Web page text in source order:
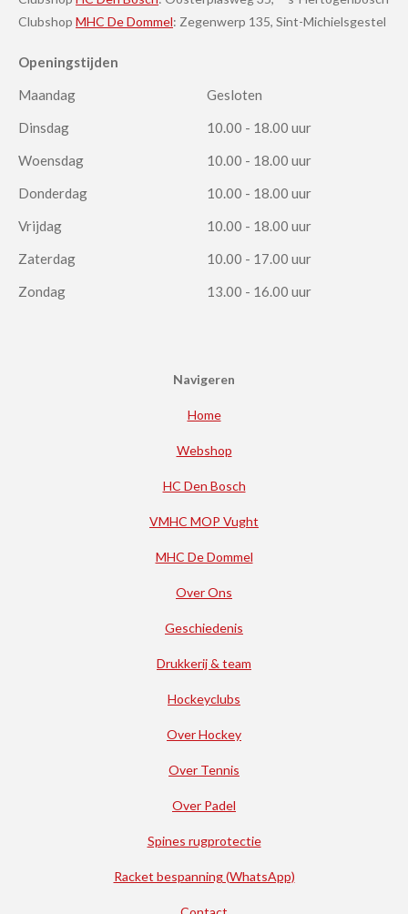
Clubshop MHC De Dommel: Zegenwerp 135, Sint-Michielsgestel
Openingstijden
Maandag
Gesloten
Dinsdag
10.00 - 18.00 uur
Woensdag
10.00 - 18.00 uur
Donderdag
10.00 - 18.00 uur
Vrijdag
10.00 - 18.00 uur
Zaterdag
10.00 - 17.00 uur
Zondag
13.00 - 16.00 uur
Navigeren
Home
Webshop
HC Den Bosch
VMHC MOP Vught
MHC De Dommel
Over Ons
Geschiedenis
Drukkerij & team
Hockeyclubs
Over Hockey
Over Tennis
Over Padel
Spines rugprotectie
Racket bespanning (WhatsApp)